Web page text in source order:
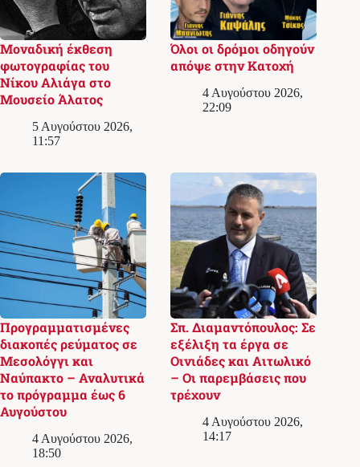
Μοναδική έκθεση
φωτογραφίας του
Νίκου Αλιάγα στο
Μουσείο Άλατος
5 Αυγούστου 2026,
11:57
Όλοι οι δρόμοι οδηγούν
απόψε στην Κατοχή
4 Αυγούστου 2026,
22:09
Προγραμματισμένες
διακοπές ρεύματος σε
Μεσολόγγι και
Ναύπακτο – Αναλυτικά
το πρόγραμμα έως 6
Αυγούστου
4 Αυγούστου 2026,
18:50
Σπ. Διαμαντόπουλος: Σε
εξέλιξη τα έργα σε
Οινιάδες και Αιτωλικό
– Οι παρεμβάσεις που
τρέχουν
4 Αυγούστου 2026,
14:17